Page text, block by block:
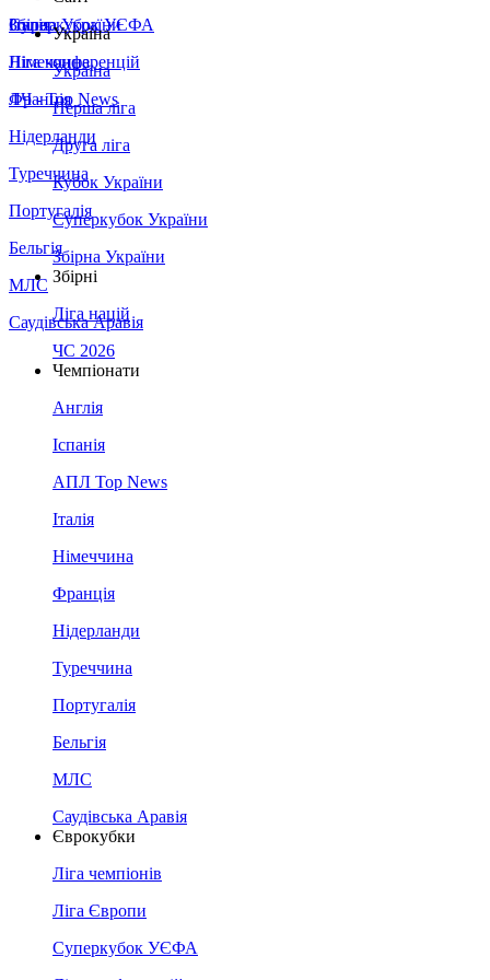
Збірна України
Італія
Німеччина
Франція
Нідерланди
Туреччина
Португалія
Бельгія
МЛС
Саудівська Аравія
Суперкубок УЄФА
Ліга конференцій
ЛЧ - Top News
Україна
Україна
Перша ліга
Друга ліга
Кубок України
Суперкубок України
Збірна України
Збірні
Ліга націй
ЧС 2026
Чемпіонати
Англія
Іспанія
АПЛ Top News
Італія
Німеччина
Франція
Нідерланди
Туреччина
Португалія
Бельгія
МЛС
Саудівська Аравія
Єврокубки
Ліга чемпіонів
Ліга Європи
Суперкубок УЄФА